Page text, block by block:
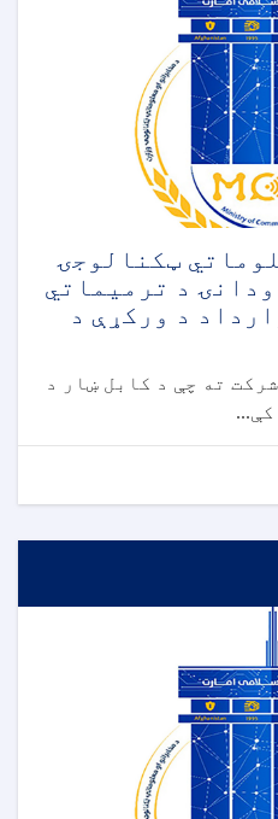
ټکنالوجۍ
منزله ودانۍ د ترمیماتي
د ورکړې د
ته چې د کابل ښار د